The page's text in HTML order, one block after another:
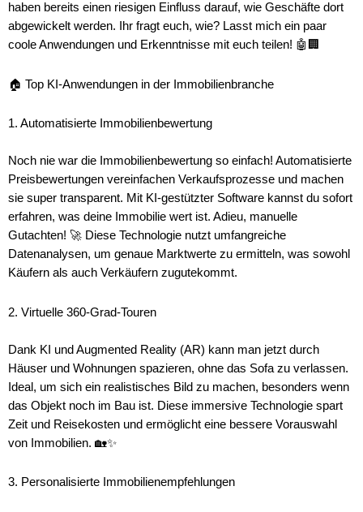
haben bereits einen riesigen Einfluss darauf, wie Geschäfte dort
abgewickelt werden. Ihr fragt euch, wie? Lasst mich ein paar
coole Anwendungen und Erkenntnisse mit euch teilen! 🤖🏢
🏠 Top KI-Anwendungen in der Immobilienbranche
1. Automatisierte Immobilienbewertung
Noch nie war die Immobilienbewertung so einfach! Automatisierte
Preisbewertungen vereinfachen Verkaufsprozesse und machen
sie super transparent. Mit KI-gestützter Software kannst du sofort
erfahren, was deine Immobilie wert ist. Adieu, manuelle
Gutachten! 🚀 Diese Technologie nutzt umfangreiche
Datenanalysen, um genaue Marktwerte zu ermitteln, was sowohl
Käufern als auch Verkäufern zugutekommt.
2. Virtuelle 360-Grad-Touren
Dank KI und Augmented Reality (AR) kann man jetzt durch
Häuser und Wohnungen spazieren, ohne das Sofa zu verlassen.
Ideal, um sich ein realistisches Bild zu machen, besonders wenn
das Objekt noch im Bau ist. Diese immersive Technologie spart
Zeit und Reisekosten und ermöglicht eine bessere Vorauswahl
von Immobilien. 🏡✨
3. Personalisierte Immobilienempfehlungen